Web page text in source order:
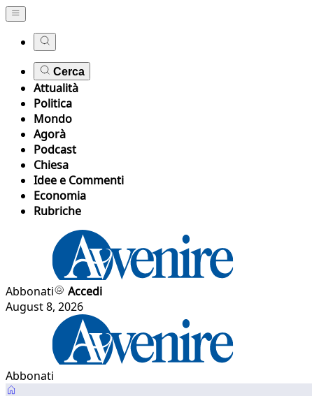
Cerca
Attualità
Politica
Mondo
Agorà
Podcast
Chiesa
Idee e Commenti
Economia
Rubriche
Abbonati
Accedi
August 8, 2026
Abbonati